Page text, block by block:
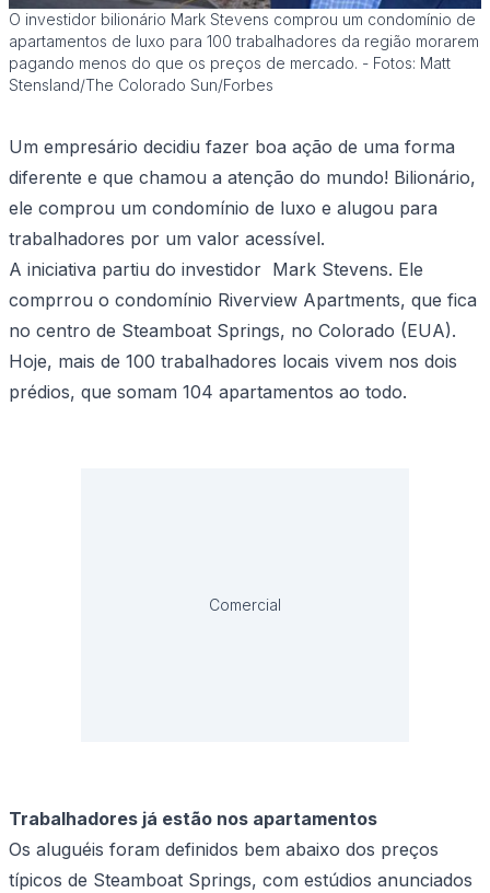
O investidor bilionário Mark Stevens comprou um condomínio de
apartamentos de luxo para 100 trabalhadores da região morarem
pagando menos do que os preços de mercado. - Fotos: Matt
Stensland/The Colorado Sun/Forbes
Um empresário decidiu fazer boa ação de uma forma
diferente e que chamou a atenção do mundo! Bilionário,
ele comprou um condomínio de luxo e alugou para
trabalhadores por um valor acessível.
A iniciativa partiu do investidor Mark Stevens. Ele
comprrou o condomínio Riverview Apartments, que fica
no centro de Steamboat Springs, no Colorado (EUA).
Hoje, mais de 100 trabalhadores locais vivem nos dois
prédios, que somam 104 apartamentos ao todo.
Comercial
Trabalhadores já estão nos apartamentos
Os aluguéis foram definidos bem abaixo dos preços
típicos de Steamboat Springs, com estúdios anunciados